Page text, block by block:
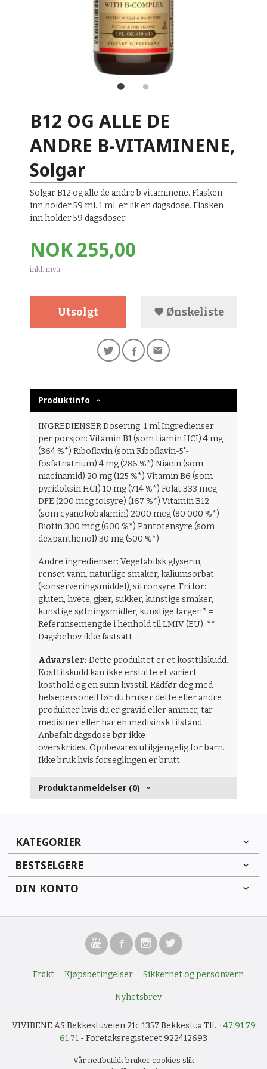
B12 OG ALLE DE
ANDRE B-VITAMINENE,
Solgar
Solgar B12 og alle de andre b vitaminene. Flasken
inn holder 59 ml. 1 ml. er lik en dagsdose. Flasken
inn holder 59 dagsdoser.
Pris
NOK255,00
inkl. mva.
Utsolgt Ønskeliste
Produktinfo
INGREDIENSER Dosering: 1 ml Ingredienser
per porsjon: Vitamin B1 (som tiamin HCI) 4 mg
(364 %*) Riboflavin (som Riboflavin-5'-
fosfatnatrium) 4 mg (286 %*) Niacin (som
niacinamid) 20 mg (125 %*) Vitamin B6 (som
pyridoksin HCI) 10 mg (714 %*) Folat 333 mcg
DFE (200 mcg folsyre) (167 %*) Vitamin B12
(som cyanokobalamin) 2000 mcg (80 000 %*)
Biotin 300 mcg (600 %*) Pantotensyre (som
dexpanthenol) 30 mg (500 %*)
Andre ingredienser: Vegetabilsk glyserin,
renset vann, naturlige smaker, kaliumsorbat
(konserveringsmiddel), sitronsyre. Fri for:
gluten, hvete, gjær, sukker, kunstige smaker,
kunstige søtningsmidler, kunstige farger * =
Referansemengde i henhold til LMIV (EU). ** =
Dagsbehov ikke fastsatt.
Advarsler:Dette produktet er et kosttilskudd.
Kosttilskudd kan ikke erstatte et variert
kosthold og en sunn livsstil. Rådfør deg med
helsepersonell før du bruker dette eller andre
produkter hvis du er gravid eller ammer, tar
medisiner eller har en medisinsk tilstand.
Anbefalt dagsdose bør ikke
overskrides. Oppbevares utilgjengelig for barn.
Ikke bruk hvis forseglingen er brutt.
Produktanmeldelser (0)
KATEGORIER
BESTSELGERE
DIN KONTO
Frakt Kjøpsbetingelser Sikkerhet og personvern
Nyhetsbrev
VIVIBENE AS Bekkestuveien 21c 1357 Bekkestua Tlf. +47 91 79
61 71 - Foretaksregisteret 922412693
Vår nettbutikk bruker cookies slik